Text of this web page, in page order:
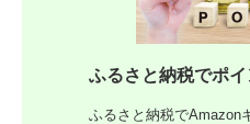
ふるさと納税でポイ
ふるさと納税でAmazon